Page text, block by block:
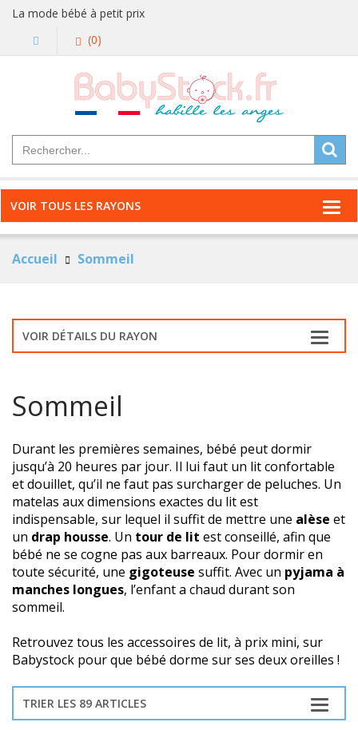
La mode bébé à petit prix
(0)
VOIR TOUS LES RAYONS
Accueil Sommeil
VOIR DÉTAILS DU RAYON
Sommeil
Durant les premières semaines, bébé peut dormir
jusqu’à 20 heures par jour. Il lui faut un lit confortable
et douillet, qu’il ne faut pas surcharger de peluches. Un
matelas aux dimensions exactes du lit est
indispensable, sur lequel il suffit de mettre une alèse et
un drap housse. Un tour de lit est conseillé, afin que
bébé ne se cogne pas aux barreaux. Pour dormir en
toute sécurité, une gigoteuse suffit. Avec un pyjama à
manches longues, l’enfant a chaud durant son
sommeil.
Retrouvez tous les accessoires de lit, à prix mini, sur
Babystock pour que bébé dorme sur ses deux oreilles !
TRIER LES 89 ARTICLES